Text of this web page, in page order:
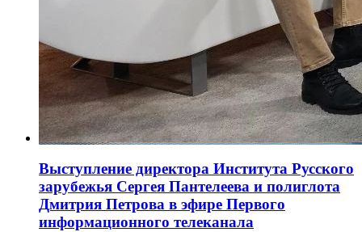
Выступление директора Института Русского
зарубежья Сергея Пантелеева и полиглота
Дмитрия Петрова в эфире Первого
информационного телеканала